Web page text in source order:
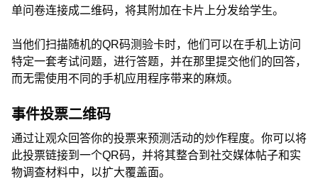
单问卷连接成二维码，将其附加在卡片上分发给学生。
当他们扫描随机的QR码测验卡时，他们可以在手机上访问
特定一套考试问题，进行答题，并在那里提交他们的回答，
而无需使用不同的手机应用程序带来的麻烦。
事件投票二维码
通过让观众回答你的投票来预测活动的炒作程度。你可以将
此投票链接到一个QR码，并将其整合到社交媒体帖子和实
物调查材料中，以扩大覆盖面。